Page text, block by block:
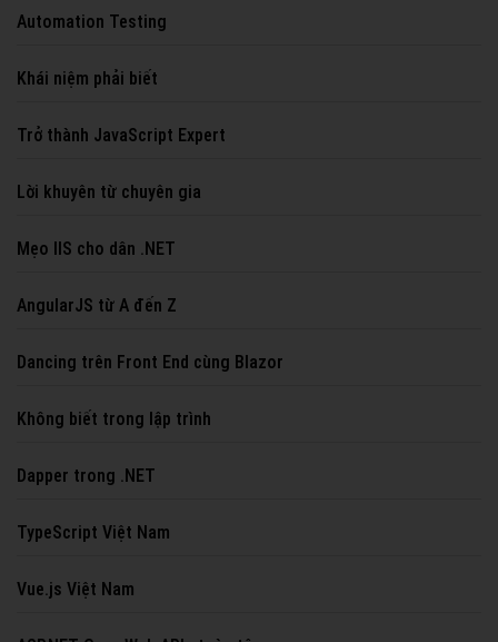
Automation Testing
Khái niệm phải biết
Trở thành JavaScript Expert
Lời khuyên từ chuyên gia
Mẹo IIS cho dân .NET
AngularJS từ A đến Z
Dancing trên Front End cùng Blazor
Không biết trong lập trình
Dapper trong .NET
TypeScript Việt Nam
Vue.js Việt Nam